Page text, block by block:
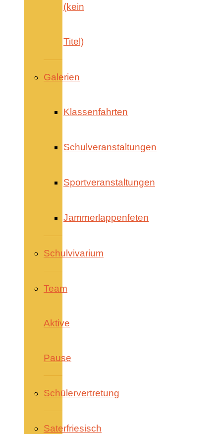
(kein
Titel)
Galerien
Klassenfahrten
Schulveranstaltungen
Sportveranstaltungen
Jammerlappenfeten
Schulvivarium
Team
Aktive
Pause
Schülervertretung
Saterfriesisch